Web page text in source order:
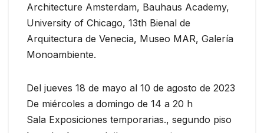
Architecture Amsterdam, Bauhaus Academy,
University of Chicago, 13th Bienal de
Arquitectura de Venecia, Museo MAR, Galería
Monoambiente.
Del jueves 18 de mayo al 10 de agosto de 2023
De miércoles a domingo de 14 a 20 h
Sala Exposiciones temporarias., segundo piso